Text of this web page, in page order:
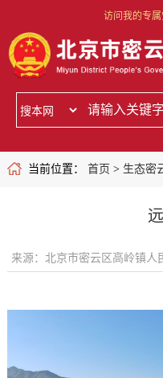
访问我的专属
当前位置： 首页 > 生态密
来源：北京市密云区高岭镇人